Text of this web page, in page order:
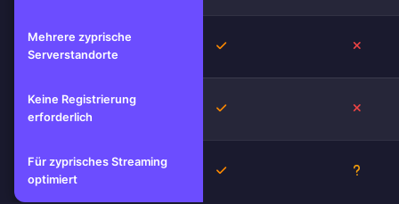
Mehrere zyprische
Serverstandorte
Ja
Keine Registrierung
erforderlich
Ja
Für zyprisches Streaming
optimiert
Ja